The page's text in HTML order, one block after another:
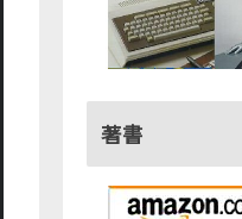
著書